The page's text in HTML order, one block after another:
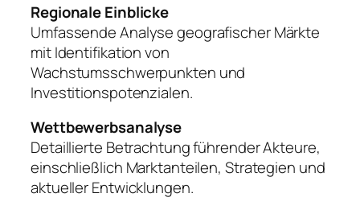
Regionale Einblicke
Umfassende Analyse geografischer Märkte
mit Identifikation von
Wachstumsschwerpunkten und
Investitionspotenzialen.
Wettbewerbsanalyse
Detaillierte Betrachtung führender Akteure,
einschließlich Marktanteilen, Strategien und
aktueller Entwicklungen.